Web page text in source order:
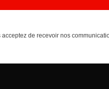
de recevoir nos